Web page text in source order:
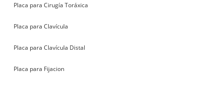
Placa para Cirugía Toráxica
Placa para Clavícula
Placa para Clavícula Distal
Placa para Fijacion